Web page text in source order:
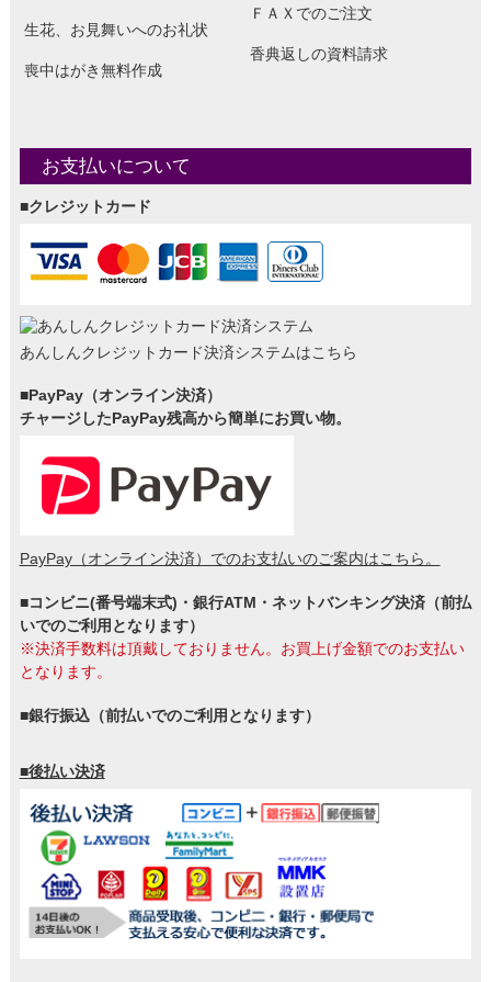
生花、お見舞いへのお礼状
喪中はがき無料作成
ＦＡＸでのご注文
香典返しの資料請求
お支払いについて
■クレジットカード
あんしんクレジットカード決済システムはこちら
■PayPay（オンライン決済）
チャージしたPayPay残高から簡単にお買い物。
PayPay（オンライン決済）でのお支払いのご案内はこちら。
■コンビニ(番号端末式)・銀行ATM・ネットバンキング決済（前払
いでのご利用となります）
※決済手数料は頂戴しておりません。お買上げ金額でのお支払い
となります。
■銀行振込（前払いでのご利用となります）
■後払い決済